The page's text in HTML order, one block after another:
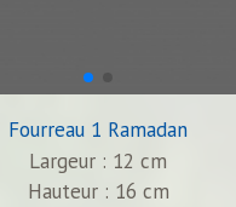
Fourreau 1 Ramadan
Largeur : 12 cm
Hauteur : 16 cm